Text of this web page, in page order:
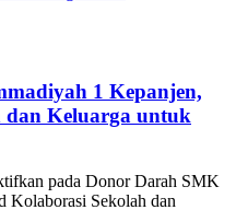
1 Kepanjen,
Keluarga untuk
pada Donor Darah SMK
Kolaborasi Sekolah dan